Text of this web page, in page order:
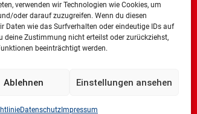
verwenden wir Technologien wie Cookies, um
oder darauf zuzugreifen. Wenn du diesen
Daten wie das Surfverhalten oder eindeutige IDs auf
deine Zustimmung nicht erteilst oder zurückziehst,
beeinträchtigt werden.
Ablehnen Einstellungen ansehen
DatenschutzImpressum